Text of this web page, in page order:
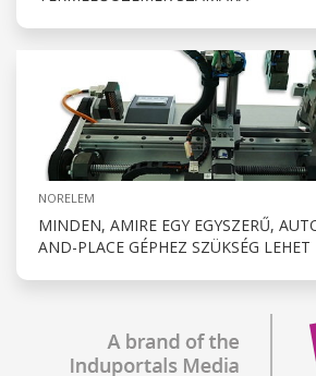
NORELEM
MINDEN, AMIRE EGY EGYSZERŰ,
AND-PLACE GÉPHEZ SZÜKSÉG LEHET